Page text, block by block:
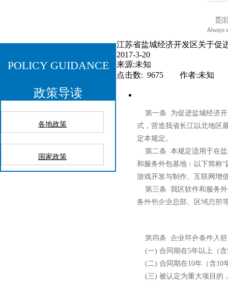
江苏省盐城经济开发区关于促
2017-3-20
来源:未知
点击数: 9675 作者:未知
第一条
为促进盐城经济
式，营造我省长江以北地区
定本规定。
第二条 本规定适用于在
和服务外包基地﹙以下简称“
游戏开发与制作、互联网增
第三条 我区软件和服务
务外包企业总部、区域总部
第四条 企业符合条件入
(一) 合同期在5年以上（含
(二) 合同期在10年（含10
(三) 被认定为重大项目的
POLICY GUIDANCE
政策导读
各地政策
国家政策
招贤纳士 联系我
上海嘉定区佳通路中冶祥腾广场3